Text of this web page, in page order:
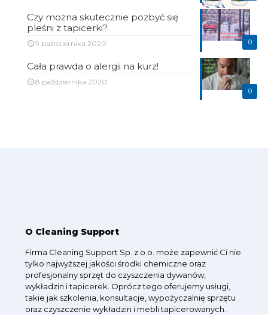
0
Czy można skutecznie pozbyć się
pleśni z tapicerki?
9 października 2020
0
Cała prawda o alergii na kurz!
8 października 2020
O Cleaning Support
Firma Cleaning Support Sp. z o.o. może zapewnić Ci nie
tylko najwyższej jakości środki chemiczne oraz
profesjonalny sprzęt do czyszczenia dywanów,
wykładzin i tapicerek. Oprócz tego oferujemy usługi,
takie jak szkolenia, konsultacje, wypożyczalnię sprzętu
oraz czyszczenie wykładzin i mebli tapicerowanych.